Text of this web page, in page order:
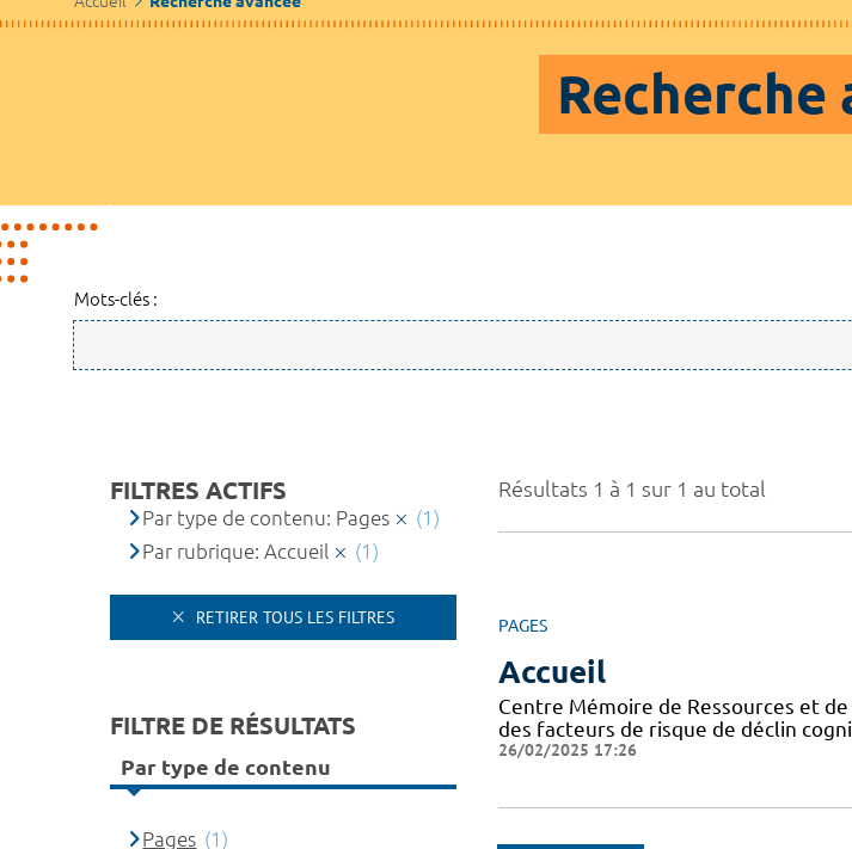
Recherche
Mots-clés :
Résultats 1 à 1 sur 1 au total
PAGES
Accueil
Centre Mémoire de Ressources et
des facteurs de risque de déclin
26/02/2025 17:26
FILTRES ACTIFS
Par type de contenu: Pages
(1)
Par rubrique: Accueil
(1)
RETIRER TOUS LES FILTRES
FILTRE DE RÉSULTATS
Par type de contenu
Pages (1)